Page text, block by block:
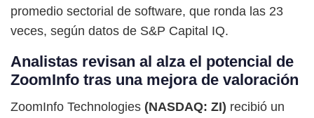
promedio sectorial de software, que ronda las 23
veces, según datos de S&P Capital IQ.
Analistas revisan al alza el potencial de
ZoomInfo tras una mejora de valoración
ZoomInfo Technologies (NASDAQ: ZI) recibió un